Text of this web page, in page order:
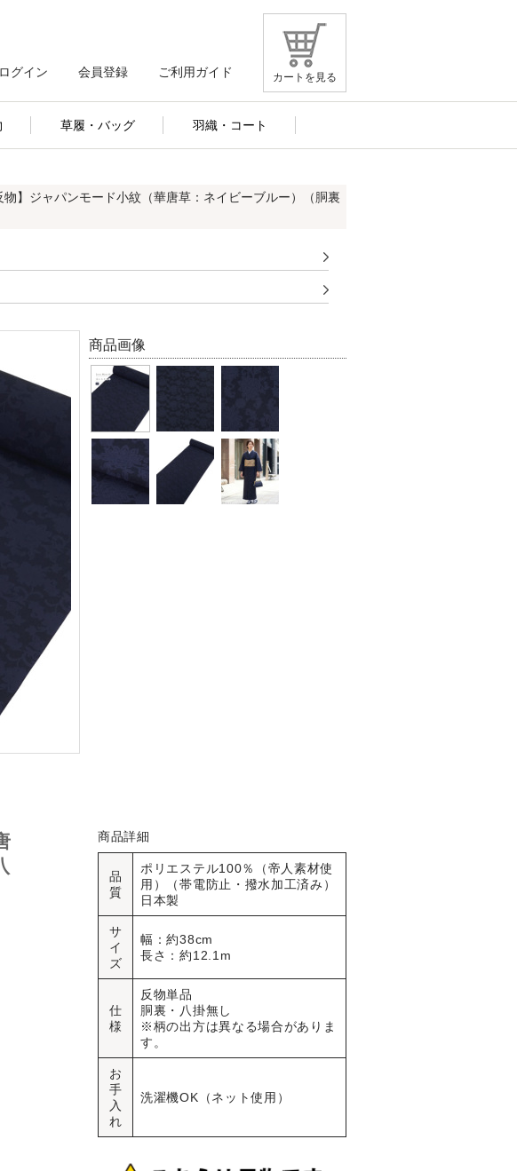
カートを見る
ログイン 会員登録 ご利用ガイド
草履・バッグ 羽織・コート
物】ジャパンモード小紋（華唐草：ネイビーブルー）（胴裏
商品画像
商品詳細
品
質
ポリエステル100％（帝人素材使
用）（帯電防止・撥水加工済み）
日本製
サ
イ
ズ
幅：約38cm
長さ：約12.1m
仕
様
反物単品
胴裏・八掛無し
※柄の出方は異なる場合がありま
す。
お
手
入
れ
洗濯機OK（ネット使用）